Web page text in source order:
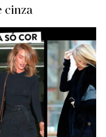
cinza